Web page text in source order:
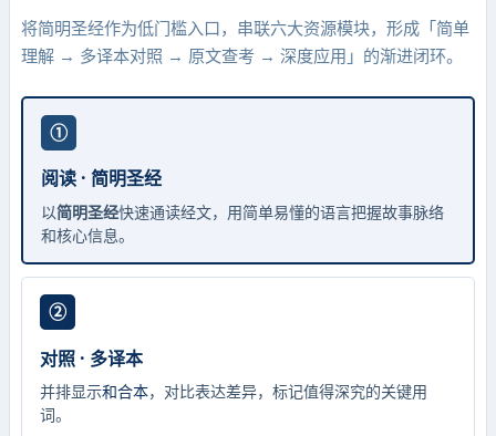
将简明圣经作为低门槛入口，串联六大资源模块，形成「简单
理解 → 多译本对照 → 原文查考 → 深度应用」的渐进闭环。
①
阅读 · 简明圣经
以简明圣经快速通读经文，用简单易懂的语言把握故事脉络
和核心信息。
②
对照 · 多译本
并排显示和合本，对比表达差异，标记值得深究的关键用
词。